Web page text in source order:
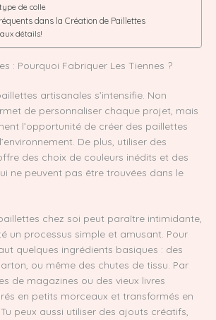
de colle
dans la Création de Paillettes
détails!
: Pourquoi Fabriquer Les Tiennes ?
artisanales s’intensifie. Non
de personnaliser chaque projet, mais
l’opportunité de créer des paillettes
De plus, utiliser des
des choix de couleurs inédits et des
ne peuvent pas être trouvées dans le
chez soi peut paraître intimidante,
un processus simple et amusant. Pour
quelques ingrédients basiques : des
ou même des chutes de tissu. Par
de magazines ou des vieux livres
en petits morceaux et transformés en
peux aussi utiliser des ajouts créatifs,